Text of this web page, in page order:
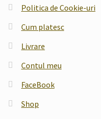
Politica de Cookie-uri
Cum platesc
Livrare
Contul meu
FaceBook
Shop